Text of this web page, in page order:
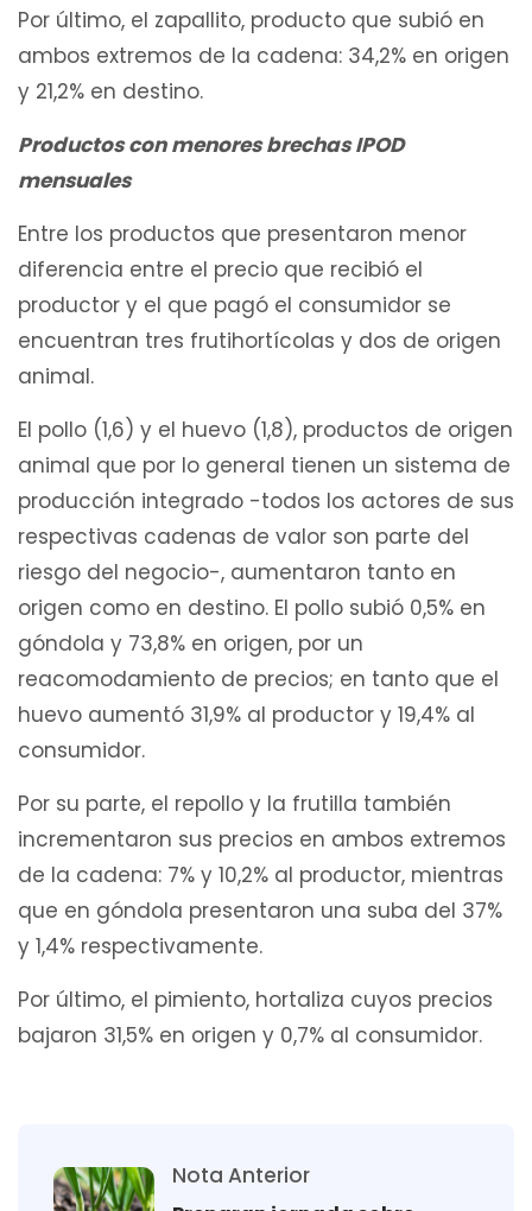
Por último, el zapallito, producto que subió en
ambos extremos de la cadena: 34,2% en origen
y 21,2% en destino.
Productos con menores brechas IPOD
mensuales
Entre los productos que presentaron menor
diferencia entre el precio que recibió el
productor y el que pagó el consumidor se
encuentran tres frutihortícolas y dos de origen
animal.
El pollo (1,6) y el huevo (1,8), productos de origen
animal que por lo general tienen un sistema de
producción integrado -todos los actores de sus
respectivas cadenas de valor son parte del
riesgo del negocio-, aumentaron tanto en
origen como en destino. El pollo subió 0,5% en
góndola y 73,8% en origen, por un
reacomodamiento de precios; en tanto que el
huevo aumentó 31,9% al productor y 19,4% al
consumidor.
Por su parte, el repollo y la frutilla también
incrementaron sus precios en ambos extremos
de la cadena: 7% y 10,2% al productor, mientras
que en góndola presentaron una suba del 37%
y 1,4% respectivamente.
Por último, el pimiento, hortaliza cuyos precios
bajaron 31,5% en origen y 0,7% al consumidor.
Nota Anterior